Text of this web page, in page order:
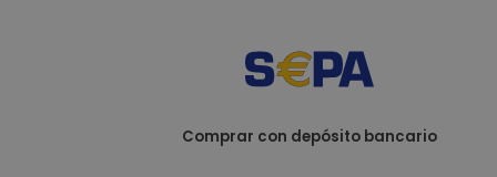
Comprar con depósito bancario